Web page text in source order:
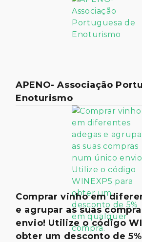
APENO- Associação
Enoturismo
Comprar vinho em
e agrupar as suas
envio! Utilize o código
obter um desconto de